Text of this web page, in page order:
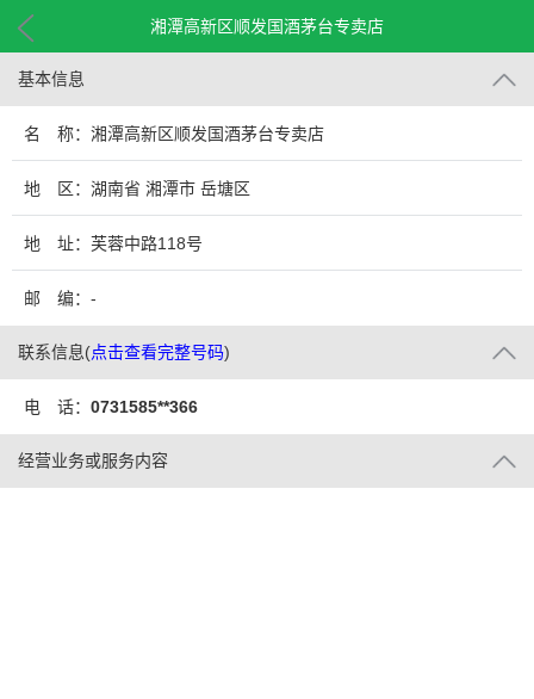
湘潭高新区顺发国酒茅台专卖店
基本信息
名 称：湘潭高新区顺发国酒茅台专卖店
地 区：湖南省 湘潭市 岳塘区
地 址：芙蓉中路118号
邮 编：-
联系信息(点击查看完整号码)
电 话： 0731585**366
经营业务或服务内容